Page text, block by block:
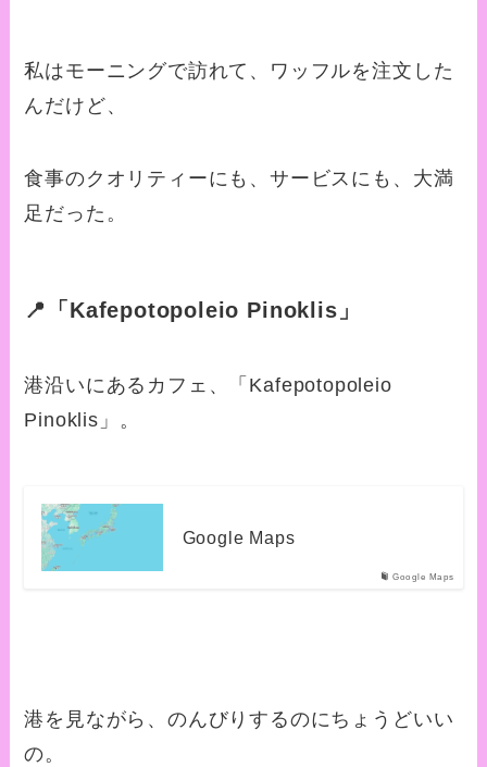
私はモーニングで訪れて、ワッフルを注文した
んだけど、
食事のクオリティーにも、サービスにも、大満
足だった。
📍「Kafepotopoleio Pinoklis」
港沿いにあるカフェ、
「Kafepotopoleio
Pinoklis」。
Google Maps
Google Maps
港を見ながら、のんびりするのにちょうどいい
の。